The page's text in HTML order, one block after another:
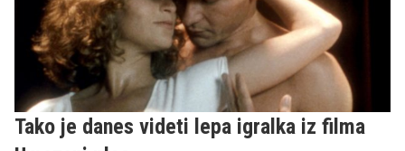
Tako je danes videti lepa igralka iz filma